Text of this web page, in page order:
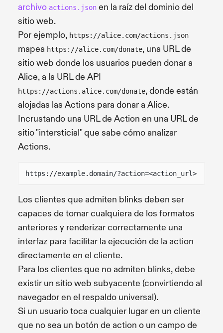
archivo actions.json en la raíz del dominio del
sitio web.
Por ejemplo, https://alice.com/actions.json
mapea https://alice.com/donate, una URL de
sitio web donde los usuarios pueden donar a
Alice, a la URL de API
https://actions.alice.com/donate, donde están
alojadas las Actions para donar a Alice.
Incrustando una URL de Action en una URL de
sitio "intersticial" que sabe cómo analizar
Actions.
https://example.domain/?action=<action_url>
Los clientes que admiten blinks deben ser
capaces de tomar cualquiera de los formatos
anteriores y renderizar correctamente una
interfaz para facilitar la ejecución de la action
directamente en el cliente.
Para los clientes que no admiten blinks, debe
existir un sitio web subyacente (convirtiendo al
navegador en el respaldo universal).
Si un usuario toca cualquier lugar en un cliente
que no sea un botón de action o un campo de